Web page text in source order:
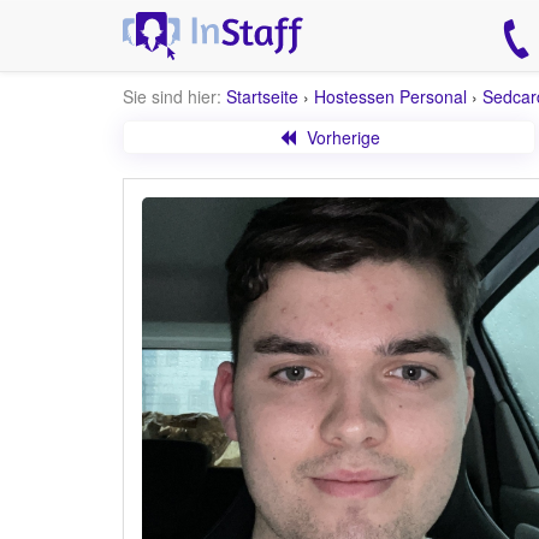
Sie sind hier: Startseite › Hostessen Personal ›
Vorherige